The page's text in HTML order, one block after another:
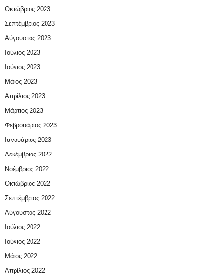
Οκτώβριος 2023
Σεπτέμβριος 2023
Αύγουστος 2023
Ιούλιος 2023
Ιούνιος 2023
Μάιος 2023
Απρίλιος 2023
Μάρτιος 2023
Φεβρουάριος 2023
Ιανουάριος 2023
Δεκέμβριος 2022
Νοέμβριος 2022
Οκτώβριος 2022
Σεπτέμβριος 2022
Αύγουστος 2022
Ιούλιος 2022
Ιούνιος 2022
Μάιος 2022
Απρίλιος 2022